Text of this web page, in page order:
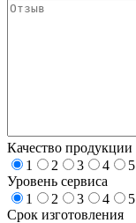
Качество продукции
1
2 3 4
5
Уровень сервиса
1
2 3 4
5
Срок изготовления